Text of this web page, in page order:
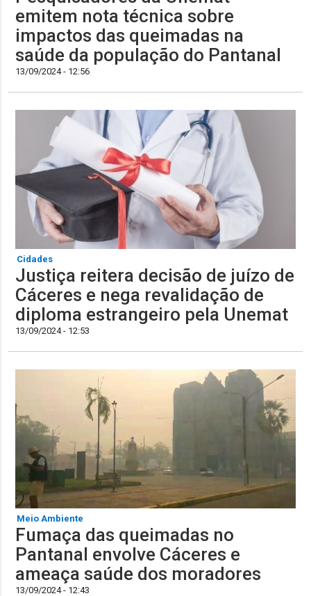
emitem nota técnica sobre
impactos das queimadas na
saúde da população do Pantanal
13/09/2024 - 12:56
Cidades
Justiça reitera decisão de juízo de
Cáceres e nega revalidação de
diploma estrangeiro pela Unemat
13/09/2024 - 12:53
Meio Ambiente
Fumaça das queimadas no
Pantanal envolve Cáceres e
ameaça saúde dos moradores
13/09/2024 - 12:43